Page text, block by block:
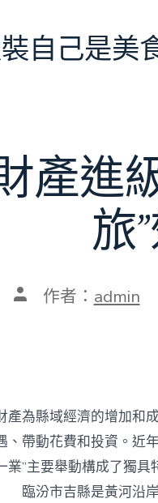
自己是美
產進
旅
文 作者： admin
產為縣域經濟的增加和
、帶動花費和投資。近
業”主要舉動構成了獨具
臨汾市吉縣是黃河沿岸